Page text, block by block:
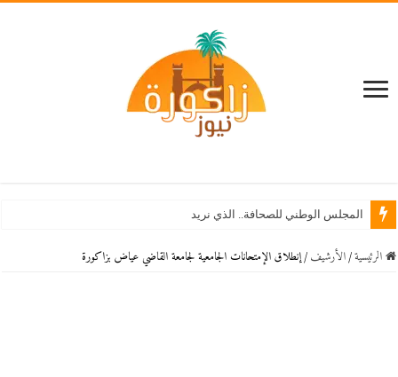
المجلس الوطني للصحافة.. الذي نريد
الرئيسية / اﻷرشيف /إنطلاق الإمتحانات الجامعية لجامعة القاضي عياض بزاكورة